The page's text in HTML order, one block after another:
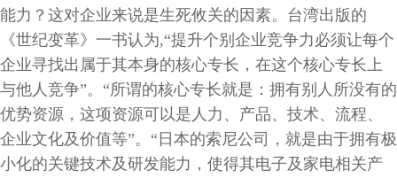
能力？这对企业来说是生死攸关的因素。台湾出版的
《世纪变革》一书认为,“提升个别企业竞争力必须让每个
企业寻找出属于其本身的核心专长，在这个核心专长上
与他人竞争”。“所谓的核心专长就是：拥有别人所没有的
优势资源，这项资源可以是人力、产品、技术、流程、
企业文化及价值等”。“日本的索尼公司，就是由于拥有极
小化的关键技术及研发能力，使得其电子及家电相关产